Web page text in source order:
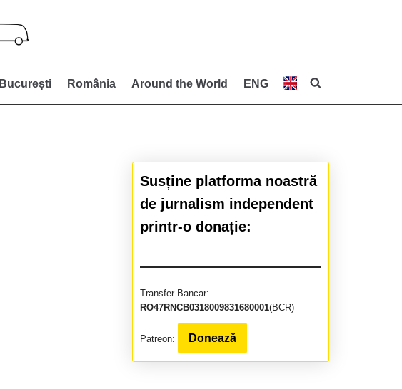
București România Around the World ENG
Susține platforma noastră
de jurnalism independent
printr-o donație:
Transfer Bancar:
RO47RNCB0318009831680001(BCR)
Patreon: Donează